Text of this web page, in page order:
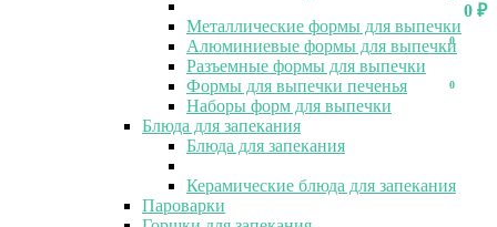
0 ₽
0
0
Металлические формы для выпечки
Алюминиевые формы для выпечки
Разъемные формы для выпечки
Формы для выпечки печенья
Наборы форм для выпечки
Блюда для запекания
Блюда для запекания
Керамические блюда для запекания
Пароварки